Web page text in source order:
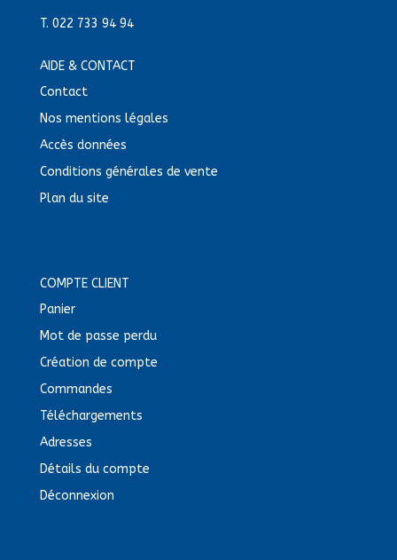
T. 022 733 94 94
AIDE & CONTACT
Contact
Nos mentions légales
Accès données
Conditions générales de vente
Plan du site
COMPTE CLIENT
Panier
Mot de passe perdu
Création de compte
Commandes
Téléchargements
Adresses
Détails du compte
Déconnexion